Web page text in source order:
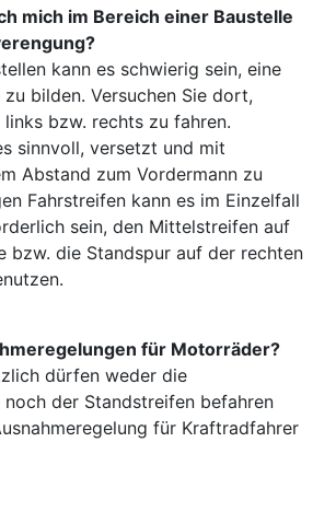
mich im Bereich einer Baustelle
kann es schwierig sein, eine
zu bilden. Versuchen Sie dort,
bzw. rechts zu fahren.
sinnvoll, versetzt und mit
Abstand zum Vordermann zu
Fahrstreifen kann es im Einzelfall
sein, den Mittelstreifen auf
bzw. die Standspur auf der rechten
für Motorräder?
dürfen weder die
noch der Standstreifen befahren
für Kraftradfahrer